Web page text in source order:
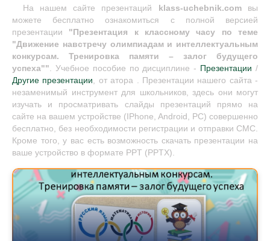
На нашем сайте презентаций klass-uchebnik.comвы
можете бесплатно ознакомиться с полной версией
презентации "Презентация к классному часу по теме
"Движение навстречу олимпиадам и интеллектуальным
конкурсам. Тренировка памяти – залог будущего
успеха"". Учебное пособие по дисциплине - Презентации /
Другие презентации, от атора . Презентации нашего сайта -
незаменимый инструмент для школьников, здесь они могут
изучать и просматривать слайды презентаций прямо на
сайте на вашем устройстве (IPhone, Android, PC) совершенно
бесплатно, без необходимости регистрации и отправки СМС.
Кроме того, у вас есть возможность скачать презентации на
ваше устройство в формате PPT (PPTX).